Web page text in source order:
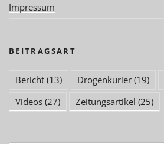
Impressum
BEITRAGSART
Bericht (13) Drogenkurier (19)
Videos (27) Zeitungsartikel (25)